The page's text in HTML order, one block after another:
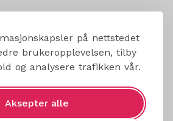
på nettstedet
brukeropplevelsen, tilby
og analysere trafikken vår.
Aksepter alle